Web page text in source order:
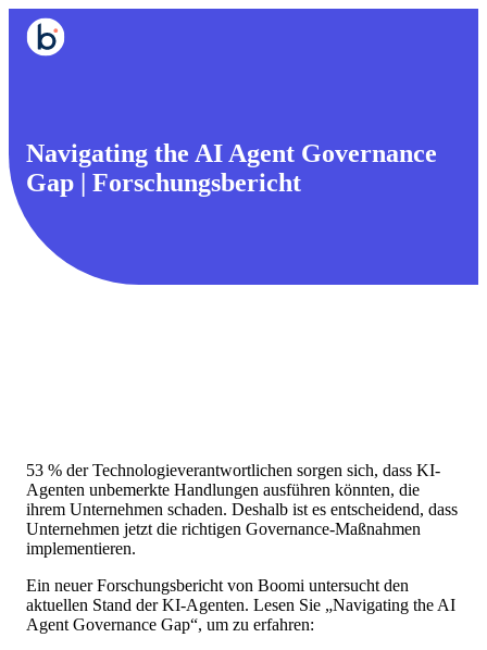
Navigating the AI Agent Governance
Gap | Forschungsbericht
53 % der Technologieverantwortlichen sorgen sich, dass KI-
Agenten unbemerkte Handlungen ausführen könnten, die
ihrem Unternehmen schaden. Deshalb ist es entscheidend, dass
Unternehmen jetzt die richtigen Governance-Maßnahmen
implementieren.
Ein neuer Forschungsbericht von Boomi untersucht den
aktuellen Stand der KI-Agenten. Lesen Sie „Navigating the AI
Agent Governance Gap“, um zu erfahren: